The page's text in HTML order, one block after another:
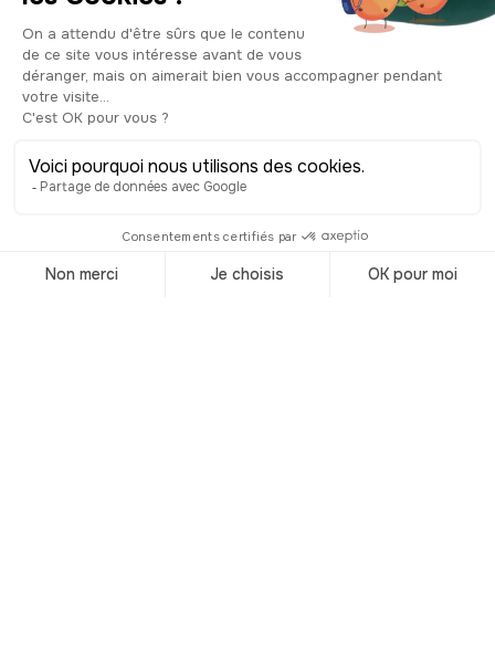
Sicile, de rite grec-byzantin. Entre son
histoire, sa fonction unique et ses
mosaïques d’une beauté saisissante, la
Martorana est un lieu qui fascine et
captive tous ses visiteurs.